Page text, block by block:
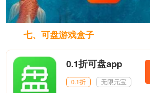
七、可盘游戏盒子
0.1折可盘app
0.1折 无限元宝